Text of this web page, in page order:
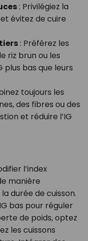
: Privilégiez la
évitez de cuire
: Préférez les
riz brun ou les
plus bas que leurs
toujours les
des fibres ou des
et réduire l’IG
l’index
manière
durée de cuisson.
bas pour réguler
de poids, optez
les cuissons